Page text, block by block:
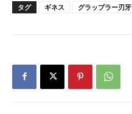
タグ ギネス グラップラー刃牙